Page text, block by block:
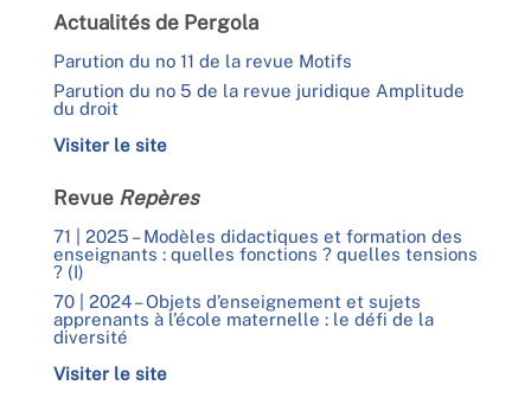
Actualités de Pergola
Parution du no 11 de la revue Motifs
Parution du no 5 de la revue juridique Amplitude
du droit
Visiter le site
Revue Repères
71 | 2025 – Modèles didactiques et formation des
enseignants : quelles fonctions ? quelles tensions
? (I)
70 | 2024 – Objets d’enseignement et sujets
apprenants à l’école maternelle : le défi de la
diversité
Visiter le site